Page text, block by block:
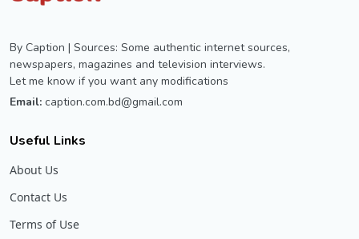
By Caption | Sources: Some authentic internet sources,
newspapers, magazines and television interviews.
Let me know if you want any modifications
Email: caption.com.bd@gmail.com
Useful Links
About Us
Contact Us
Terms of Use